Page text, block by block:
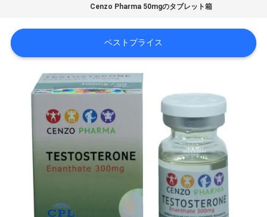
行
Cenzo Pharma 50mgのタブレット箱
ベストプライス